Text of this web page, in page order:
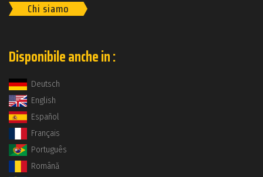
Chi siamo
Disponibile anche in :
Deutsch
English
Español
Français
Português
Română